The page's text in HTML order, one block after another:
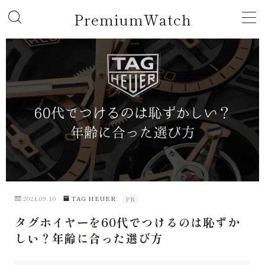
PremiumWatch
MENU
ROLEX
GUCCI
TAG HEUER
CARTIER
HUBLOT
2024.09.10 TAG HEUER PR
タグホイヤーを60代でつけるのは恥ずか
しい？年齢に合った選び方